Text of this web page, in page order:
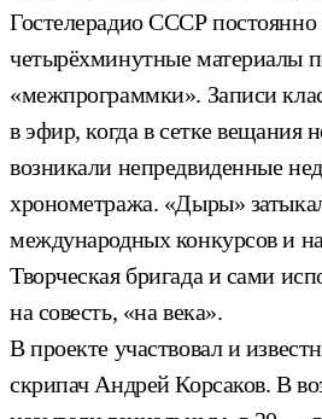
Гостелерадио СССР постоянно
четырёхминутные материалы
«межпрограммки». Записи
в эфир, когда в сетке вещания
возникали непредвиденные
хронометража. «Дыры»
международных конкурсов и
Творческая бригада и сами
на совесть, «на века».
В проекте участвовал и
скрипач Андрей Корсаков. В